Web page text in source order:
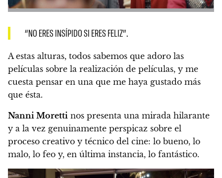
“NO ERES INSÍPIDO SI ERES FELIZ”.
A estas alturas, todos sabemos que adoro las
películas sobre la realización de películas, y me
cuesta pensar en una que me haya gustado más
que ésta.
Nanni Moretti nos presenta una mirada hilarante
y a la vez genuinamente perspicaz sobre el
proceso creativo y técnico del cine: lo bueno, lo
malo, lo feo y, en última instancia, lo fantástico.